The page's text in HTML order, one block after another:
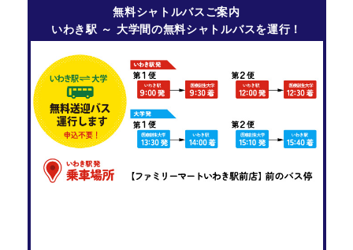
無料シャトルバスご案内
いわき駅 ～ 大学間の無料シャトルバスを運行！